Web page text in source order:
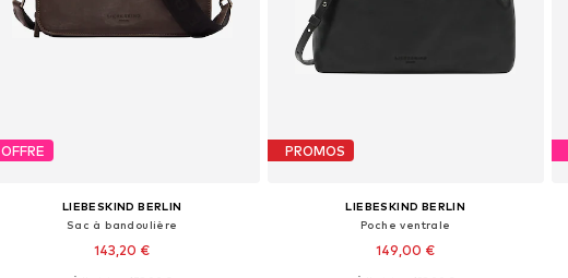
OFFRE
LIEBESKIND BERLIN
Sac à bandoulière
143,20 €
PROMOS
LIEBESKIND BERLIN
Poche ventrale
149,00 €